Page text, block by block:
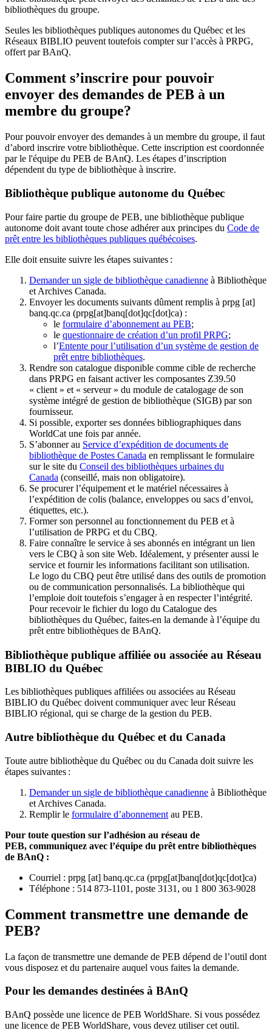
bibliothèques du groupe.
Seules les bibliothèques publiques autonomes du Québec et les
Réseaux BIBLIO peuvent toutefois compter sur l’accès à PRPG,
offert par BAnQ.
Comment s’inscrire pour pouvoir
envoyer des demandes de PEB à un
membre du groupe?
Pour pouvoir envoyer des demandes à un membre du groupe, il faut
d’abord inscrire votre bibliothèque. Cette inscription est coordonnée
par le l'équipe du PEB de BAnQ. Les étapes d’inscription
dépendent du type de bibliothèque à inscrire.
Bibliothèque publique autonome du Québec
Pour faire partie du groupe de PEB, une bibliothèque publique
autonome doit avant toute chose adhérer aux principes du Code de
prêt entre les bibliothèques publiques québécoises.
Elle doit ensuite suivre les étapes suivantes :
Demander un sigle de bibliothèque canadienne à Bibliothèque
et Archives Canada.
Envoyer les documents suivants dûment remplis à prpg [at]
banq.qc.ca (prpg[at]banq[dot]qc[dot]ca) :
le formulaire d’abonnement au PEB;
le questionnaire de création d’un profil PRPG;
l’Entente pour l’utilisation d’un système de gestion de
prêt entre bibliothèques.
Rendre son catalogue disponible comme cible de recherche
dans PRPG en faisant activer les composantes Z39.50
« client » et « serveur » du module de catalogage de son
système intégré de gestion de bibliothèque (SIGB) par son
fournisseur.
Si possible, exporter ses données bibliographiques dans
WorldCat une fois par année.
S’abonner au Service d’expédition de documents de
bibliothèque de Postes Canada en remplissant le formulaire
sur le site du Conseil des bibliothèques urbaines du
Canada (conseillé, mais non obligatoire).
Se procurer l’équipement et le matériel nécessaires à
l’expédition de colis (balance, enveloppes ou sacs d’envoi,
étiquettes, etc.).
Former son personnel au fonctionnement du PEB et à
l’utilisation de PRPG et du CBQ.
Faire connaître le service à ses abonnés en intégrant un lien
vers le CBQ à son site Web. Idéalement, y présenter aussi le
service et fournir les informations facilitant son utilisation.
Le logo du CBQ peut être utilisé dans des outils de promotion
ou de communication personnalisés. La bibliothèque qui
l’emploie doit toutefois s’engager à en respecter l’intégrité.
Pour recevoir le fichier du logo du Catalogue des
bibliothèques du Québec, faites-en la demande à l’équipe du
prêt entre bibliothèques de BAnQ.
Bibliothèque publique affiliée ou associée au Réseau
BIBLIO du Québec
Les bibliothèques publiques affiliées ou associées au Réseau
BIBLIO du Québec doivent communiquer avec leur Réseau
BIBLIO régional, qui se charge de la gestion du PEB.
Autre bibliothèque du Québec et du Canada
Toute autre bibliothèque du Québec ou du Canada doit suivre les
étapes suivantes :
Demander un sigle de bibliothèque canadienne à Bibliothèque
et Archives Canada.
Remplir le formulaire d’abonnement au PEB.
Pour toute question sur l’adhésion au réseau de
PEB, communiquez avec l’équipe du prêt entre bibliothèques
de BAnQ :
Courriel : prpg [at] banq.qc.ca (prpg[at]banq[dot]qc[dot]ca)
Téléphone : 514 873-1101, poste 3131, ou 1 800 363-9028
Comment transmettre une demande de
PEB?
La façon de transmettre une demande de PEB dépend de l’outil dont
vous disposez et du partenaire auquel vous faites la demande.
Pour les demandes destinées à BAnQ
BAnQ possède une licence de PEB WorldShare. Si vous possédez
une licence de PEB WorldShare, vous devez utiliser cet outil.